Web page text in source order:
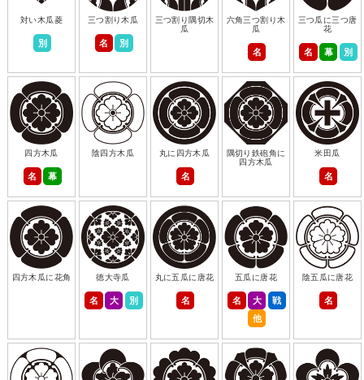
対い木瓜菱
別
三つ割り木瓜
名 別
三つ割り隅切木
瓜
六角三つ割り木
瓜
名
三つ瓜に三つ唐
花
名 幕 別
四方木瓜
名 幕
陰四方木瓜 丸に四方木瓜
名
隅切り鉄砲角に
四方木瓜
米田瓜
名
四方木瓜に花角 徳大寺瓜
名 大 別
丸に五瓜に唐花
名
五瓜に唐花
名 大
戦
他
陰五瓜に唐花
名